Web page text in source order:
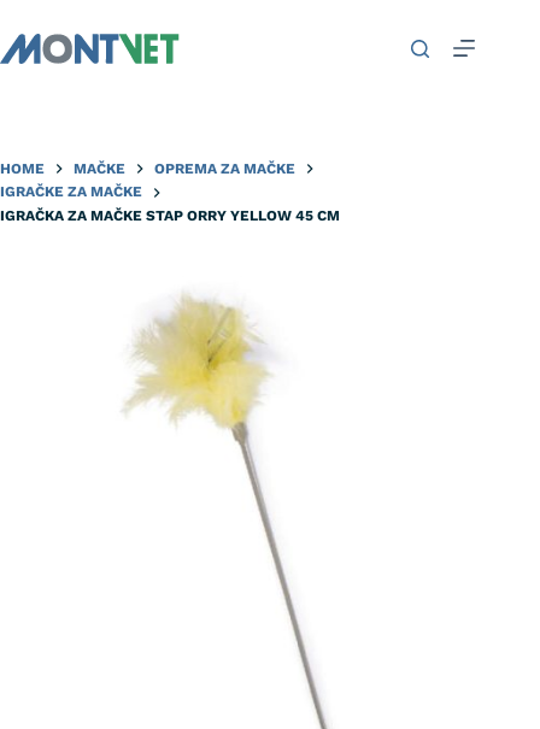
HOME MAČKE
OPREMA ZA MAČKE
IGRAČKE ZA MAČKE
IGRAČKA ZA MAČKE STAP ORRY YELLOW 45 CM